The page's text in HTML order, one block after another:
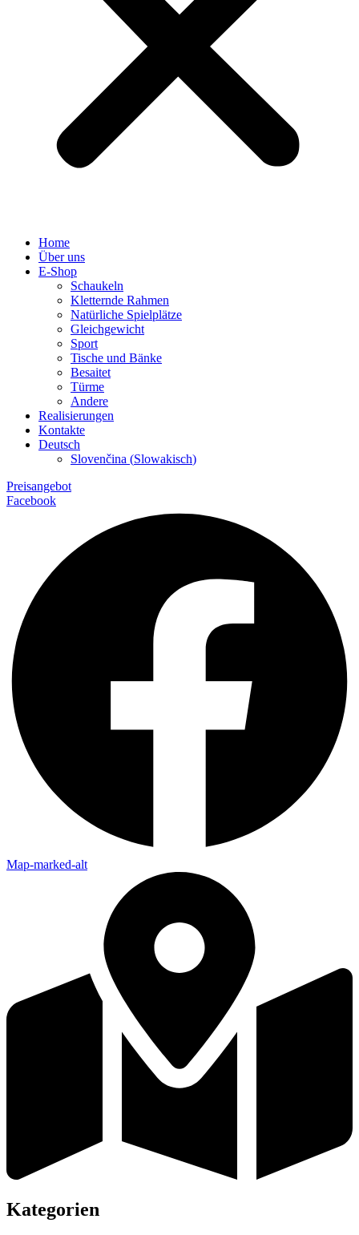
Home
Über uns
E-Shop
Schaukeln
Kletternde Rahmen
Natürliche Spielplätze
Gleichgewicht
Sport
Tische und Bänke
Besaitet
Türme
Andere
Realisierungen
Kontakte
Deutsch
Slovenčina (Slowakisch)
Preisangebot
Facebook
Map-marked-alt
Kategorien